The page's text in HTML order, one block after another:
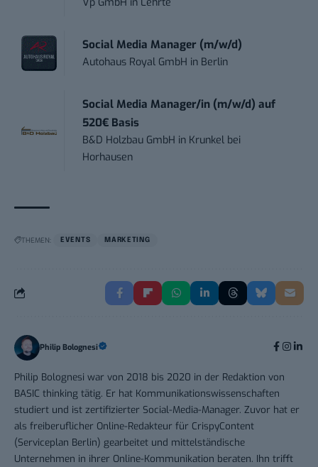
Social Media Manager (m/w/d)
Autohaus Royal GmbH in Berlin
Social Media Manager/in (m/w/d) auf
520€ Basis
B&D Holzbau GmbH in Krunkel bei
Horhausen
THEMEN: EVENTS MARKETING
Philip Bolognesi
Philip Bolognesi war von 2018 bis 2020 in der Redaktion von
BASIC thinking tätig. Er hat Kommunikationswissenschaften
studiert und ist zertifizierter Social-Media-Manager. Zuvor hat er
als freiberuflicher Online-Redakteur für CrispyContent
(Serviceplan Berlin) gearbeitet und mittelständische
Unternehmen in ihrer Online-Kommunikation beraten. Ihn trifft